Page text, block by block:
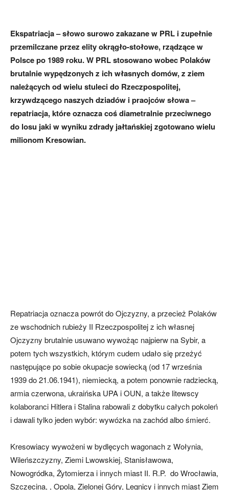
Ekspatriacja – słowo surowo zakazane w PRL i zupełnie
przemilczane przez elity okrągło-stołowe, rządzące w
Polsce po 1989 roku. W PRL stosowano wobec Polaków
brutalnie wypędzonych z ich własnych domów, z ziem
należących od wielu stuleci do Rzeczpospolitej,
krzywdzącego naszych dziadów i praojców słowa –
repatriacja, które oznacza coś diametralnie przeciwnego
do losu jaki w wyniku zdrady jałtańskiej zgotowano wielu
milionom Kresowian.
Repatriacja oznacza powrót do Ojczyzny, a przecież Polaków
ze wschodnich rubieży II Rzeczpospolitej z ich własnej
Ojczyzny brutalnie usuwano wywożąc najpierw na Sybir, a
potem tych wszystkich, którym cudem udało się przeżyć
następujące po sobie okupacje sowiecką (od 17 września
1939 do 21.06.1941), niemiecką, a potem ponownie radziecką,
armia czerwona, ukraińska UPA i OUN, a także litewscy
kolaboranci Hitlera i Stalina rabowali z dobytku całych pokoleń
i dawali tylko jeden wybór: wywózka na zachód albo śmierć.
Kresowiacy wywożeni w bydlęcych wagonach z Wołynia,
Wileńszczyzny, Ziemi Lwowskiej, Stanisławowa,
Nowogródka, Żytomierza i innych miast II. R.P. do Wrocławia,
Szczecina, , Opola, Zielonej Góry, Legnicy i innych miast Ziem